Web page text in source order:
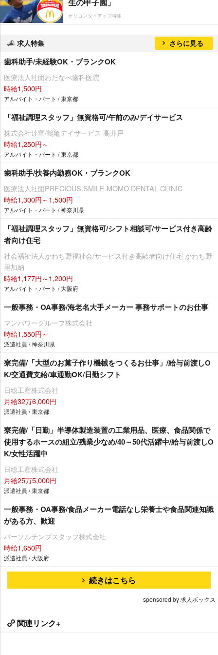
オリコンタイアップ特集
求人特集 さらに見る
歯科助手/未経験OK・ブランクOK
医療法人社団わたなべ歯科医院
時給1,500円
アルバイト・パート / 東京都
「福祉調理スタッフ」無資格可/午前のみ/デイサービス
株式会社達富/鶴亀デイサービス 高井戸
時給1,250円～
アルバイト・パート / 東京都
歯科助手/扶養内勤務OK・ブランクOK
医療法人社団PRECIOUS.SMILE MOMO DENTAL CLINIC
時給1,300円～1,500円
アルバイト・パート / 神奈川県
「福祉調理スタッフ」無資格可/シフト相談可/サービス付き高齢
者向け住宅
社会福祉法人かわち野福祉会/サービス付き高齢者向け住宅 かわち野
里加納
時給1,177円～1,200円
アルバイト・パート / 大阪府
一般事務・OA事務/海老名大手メーカー 事務サポートのお仕事
マンパワーグループ株式会社
時給1,550円～
派遣社員 / 神奈川県
寮完備/「大型のお菓子作り機械をつくるお仕事」/給与前渡しO
K/交通費支給/車通勤OK/日勤シフト
日総工産株式会社
月給32万6,000円
派遣社員 / 東京都
寮完備/「日勤」半導体製造装置の工業用品、医療、食品関係で
使用するホースの組立/残業少なめ/40～50代活躍中/給与前渡しO
K/女性活躍中
日総工産株式会社
月給25万5,000円
派遣社員 / 東京都
一般事務・OA事務/食品メーカー電話なし栄養士や食品関連知識
がある方、歓迎
パーソルテンプスタッフ株式会社
時給1,650円
派遣社員 / 大阪府
続きはこちら
sponsored by 求人ボックス
関連リンク+